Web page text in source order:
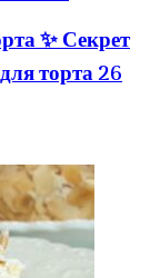
✨ Секрет
торта 26